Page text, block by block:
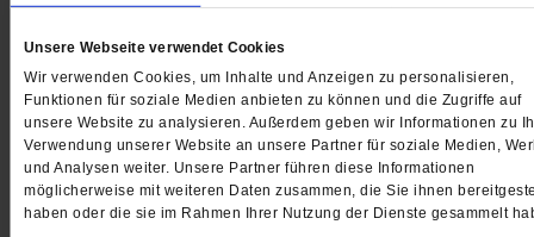
Unsere Webseite verwendet Cookies
Wir verwenden Cookies, um Inhalte und Anzeigen zu personalisieren,
Funktionen für soziale Medien anbieten zu können und die Zugriffe auf
unsere Website zu analysieren. Außerdem geben wir Informationen zu
Verwendung unserer Website an unsere Partner für soziale Medien,
und Analysen weiter. Unsere Partner führen diese Informationen
möglicherweise mit weiteren Daten zusammen, die Sie ihnen
haben oder die sie im Rahmen Ihrer Nutzung der Dienste gesammelt
sind. «
Der Saal ist voll, die Stimmung erwartungsvoll. Beim
Katholikentag spricht Luisa Neubauer über die
Kirchen – und warum man mit Emotionen beim Thema
Klimaschutz manchmal mehr erreicht als mit Fakten.
/mehr